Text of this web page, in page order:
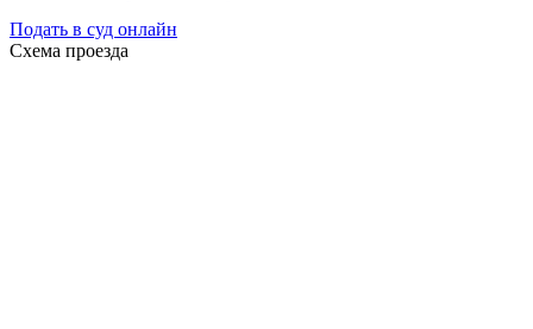
Подать в суд онлайн
Схема проезда